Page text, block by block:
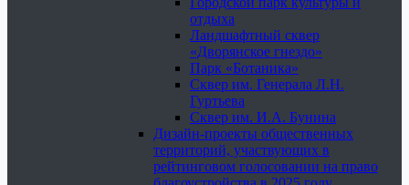
отдыха
Ландшафтный сквер
«Дворянское гнездо»
Парк «Ботаника»
Сквер им. Генерала Л.Н.
Гуртьева
Сквер им. И.А. Бунина
Дизайн-проекты общественных
территорий, участвующих в
рейтинговом голосовании на право